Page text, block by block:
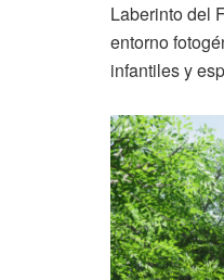
Laberinto del
entorno
infantiles y